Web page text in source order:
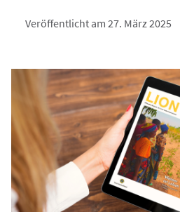
Veröffentlicht am 27. März 2025